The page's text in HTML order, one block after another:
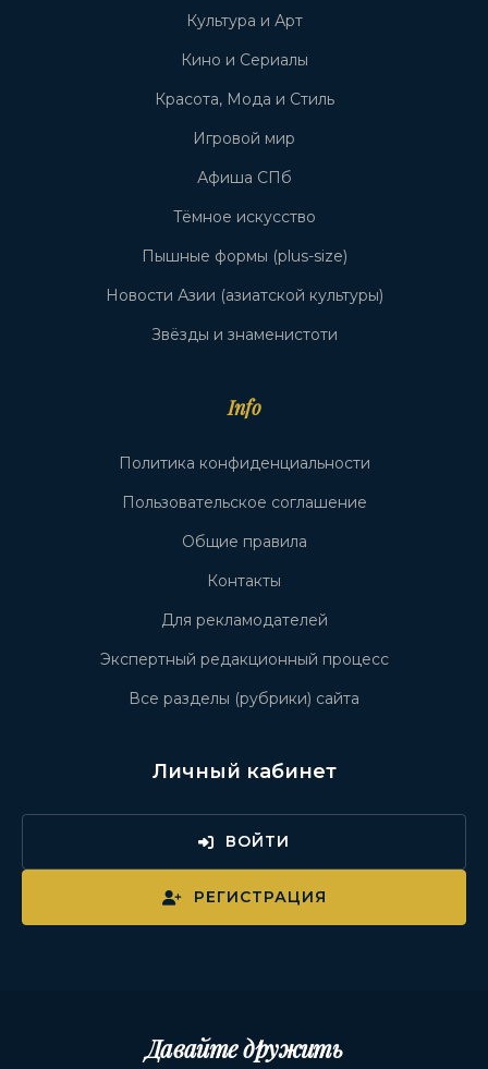
Культура и Арт
Кино и Сериалы
Красота, Мода и Стиль
Игровой мир
Афиша СПб
Тёмное искусство
Пышные формы (plus-size)
Новости Азии (азиатской культуры)
Звёзды и знаменистоти
Info
Политика конфиденциальности
Пользовательское соглашение
Общие правила
Контакты
Для рекламодателей
Экспертный редакционный процесс
Все разделы (рубрики) сайта
Личный кабинет
ВОЙТИ
РЕГИСТРАЦИЯ
Давайте дружить